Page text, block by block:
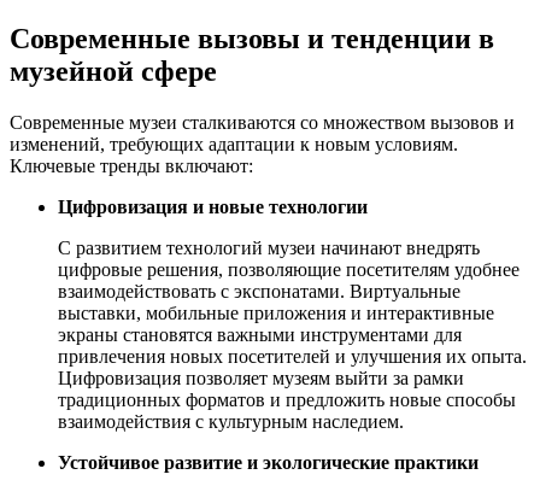
Современные вызовы и тенденции в
музейной сфере
Современные музеи сталкиваются со множеством вызовов и
изменений, требующих адаптации к новым условиям.
Ключевые тренды включают:
Цифровизация и новые технологии
С развитием технологий музеи начинают внедрять
цифровые решения, позволяющие посетителям удобнее
взаимодействовать с экспонатами. Виртуальные
выставки, мобильные приложения и интерактивные
экраны становятся важными инструментами для
привлечения новых посетителей и улучшения их опыта.
Цифровизация позволяет музеям выйти за рамки
традиционных форматов и предложить новые способы
взаимодействия с культурным наследием.
Устойчивое развитие и экологические практики